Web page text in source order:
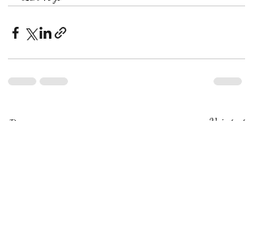
Posts récents Voir tout